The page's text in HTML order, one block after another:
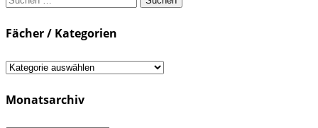
Fächer / Kategorien
Fächer
Kategorien
Monatsarchiv